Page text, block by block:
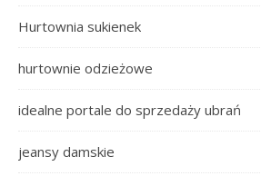
Hurtownia sukienek
hurtownie odzieżowe
idealne portale do sprzedaży ubrań
jeansy damskie